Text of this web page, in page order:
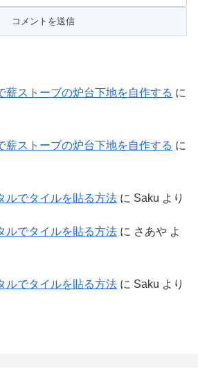
薪ストーブの炉台下地を自作する に
薪ストーブの炉台下地を自作する に
ルでタイルを貼る方法 に Saku より
ルでタイルを貼る方法 に さあや よ
ルでタイルを貼る方法 に Saku より